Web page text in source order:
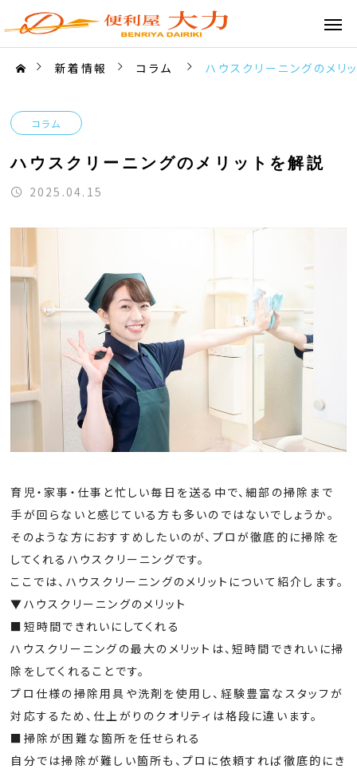
新着情報 コラム ハウスクリーニングのメリ
コラム
ハウスクリーニングのメリットを解説
2025.04.15
育児・家事・仕事と忙しい毎日を送る中で、細部の掃除まで
手が回らないと感じている方も多いのではないでしょうか。
そのような方におすすめしたいのが、プロが徹底的に掃除を
してくれるハウスクリーニングです。
ここでは、ハウスクリーニングのメリットについて紹介します。
▼ハウスクリーニングのメリット
■短時間できれいにしてくれる
ハウスクリーニングの最大のメリットは、短時間できれいに掃
除をしてくれることです。
プロ仕様の掃除用具や洗剤を使用し、経験豊富なスタッフが
対応するため、仕上がりのクオリティは格段に違います。
■掃除が困難な箇所を任せられる
自分では掃除が難しい箇所も、プロに依頼すれば徹底的にき